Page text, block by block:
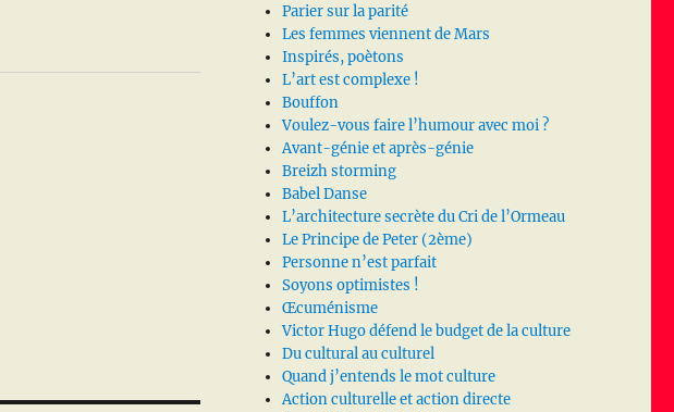
Parier sur la parité
Les femmes viennent de Mars
Inspirés, poètons
L’art est complexe !
Bouffon
Voulez-vous faire l’humour avec moi ?
Avant-génie et après-génie
Breizh storming
Babel Danse
L’architecture secrète du Cri de l’Ormeau
Le Principe de Peter (2ème)
Personne n’est parfait
Soyons optimistes !
Œcuménisme
Victor Hugo défend le budget de la culture
Du cultural au culturel
Quand j’entends le mot culture
Action culturelle et action directe